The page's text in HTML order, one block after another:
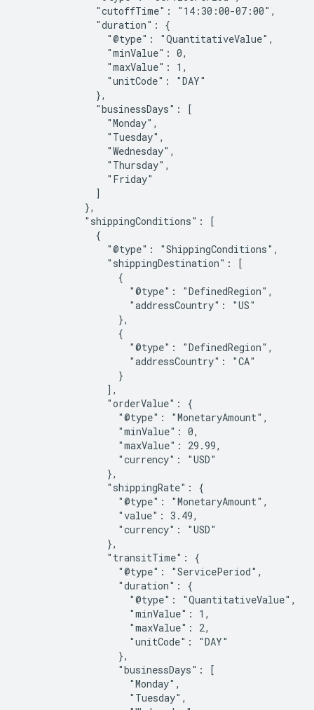
              "cutoffTime": "14:30:00-07:00",
              "duration": {
                "@type": "QuantitativeValue",
                "minValue": 0,
                "maxValue": 1,
                "unitCode": "DAY"
              },
              "businessDays": [
                "Monday",
                "Tuesday",
                "Wednesday",
                "Thursday",
                "Friday"
              ]
            },
            "shippingConditions": [
              {
                "@type": "ShippingConditions",
                "shippingDestination": [
                  {
                    "@type": "DefinedRegion",
                    "addressCountry": "US"
                  },
                  {
                    "@type": "DefinedRegion",
                    "addressCountry": "CA"
                  }
                ],
                "orderValue": {
                  "@type": "MonetaryAmount",
                  "minValue": 0,
                  "maxValue": 29.99,
                  "currency": "USD"
                },
                "shippingRate": {
                  "@type": "MonetaryAmount",
                  "value": 3.49,
                  "currency": "USD"
                },
                "transitTime": {
                  "@type": "ServicePeriod",
                  "duration": {
                    "@type": "QuantitativeValue",
                    "minValue": 1,
                    "maxValue": 2,
                    "unitCode": "DAY"
                  },
                  "businessDays": [
                    "Monday",
                    "Tuesday",